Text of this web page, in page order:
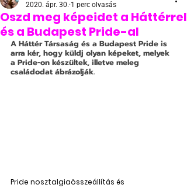
Oszd meg képeidet a Háttérrel
és a Budapest Pride-al
2020. ápr. 30. 1 perc olvasás
A Háttér Társaság és a Budapest Pride is
arra kér, hogy küldj olyan képeket, melyek
a Pride-on készültek, illetve meleg
családodat ábrázolják.
Pride nosztalgiaösszeállítás és